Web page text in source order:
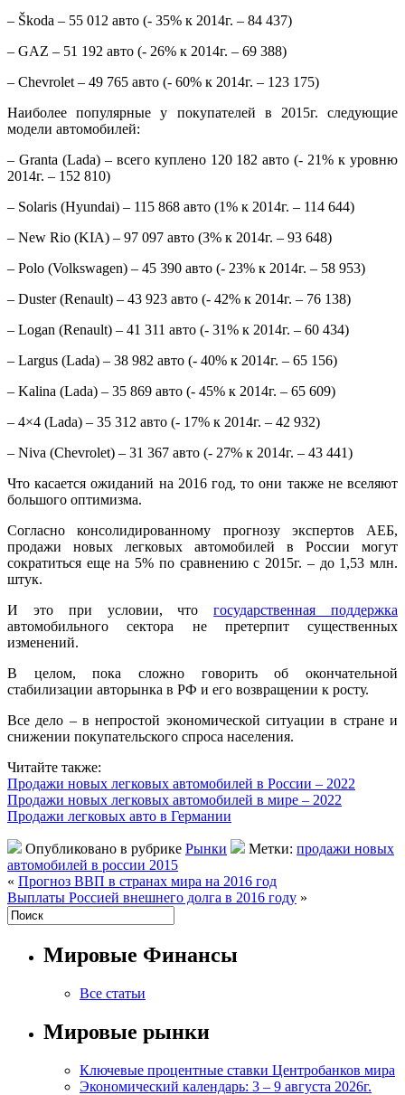
– Škoda – 55 012 авто (- 35% к 2014г. – 84 437)
– GAZ – 51 192 авто (- 26% к 2014г. – 69 388)
– Chevrolet – 49 765 авто (- 60% к 2014г. – 123 175)
Наиболее популярные у покупателей в 2015г. следующие
модели автомобилей:
– Granta (Lada) – всего куплено 120 182 авто (- 21% к уровню
2014г. – 152 810)
– Solaris (Hyundai) – 115 868 авто (1% к 2014г. – 114 644)
– New Rio (KIA) – 97 097 авто (3% к 2014г. – 93 648)
– Polo (Volkswagen) – 45 390 авто (- 23% к 2014г. – 58 953)
– Duster (Renault) – 43 923 авто (- 42% к 2014г. – 76 138)
– Logan (Renault) – 41 311 авто (- 31% к 2014г. – 60 434)
– Largus (Lada) – 38 982 авто (- 40% к 2014г. – 65 156)
– Kalina (Lada) – 35 869 авто (- 45% к 2014г. – 65 609)
– 4×4 (Lada) – 35 312 авто (- 17% к 2014г. – 42 932)
– Niva (Chevrolet) – 31 367 авто (- 27% к 2014г. – 43 441)
Что касается ожиданий на 2016 год, то они также не вселяют
большого оптимизма.
Согласно консолидированному прогнозу экспертов АЕБ,
продажи новых легковых автомобилей в России могут
сократиться еще на 5% по сравнению с 2015г. – до 1,53 млн.
штук.
И это при условии, чтогосударственная поддержка
автомобильного сектора не претерпит существенных
изменений.
В целом, пока сложно говорить об окончательной
стабилизации авторынка в РФ и его возвращении к росту.
Все дело – в непростой экономической ситуации в стране и
снижении покупательского спроса населения.
Читайте также:
Продажи новых легковых автомобилей в России – 2022
Продажи новых легковых автомобилей в мире – 2022
Продажи легковых авто в Германии
Опубликовано в рубрике Рынки Метки: продажи новых
автомобилей в россии 2015
« Прогноз ВВП в странах мира на 2016 год
Выплаты Россией внешнего долга в 2016 году »
Мировые Финансы
Все статьи
Мировые рынки
Ключевые процентные ставки Центробанков мира
Экономический календарь: 3 – 9 августа 2026г.